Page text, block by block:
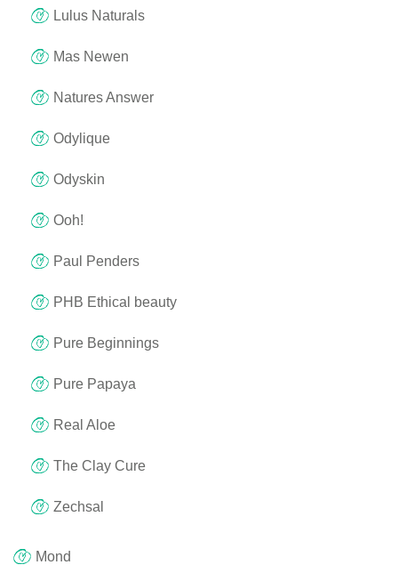
Lulus Naturals
Mas Newen
Natures Answer
Odylique
Odyskin
Ooh!
Paul Penders
PHB Ethical beauty
Pure Beginnings
Pure Papaya
Real Aloe
The Clay Cure
Zechsal
Mond